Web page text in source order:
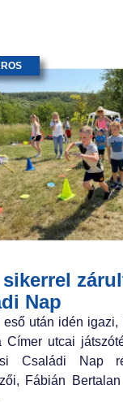
sikerrel
Nap
eső után idén
Címer utcai
Családi Nap
Fábián